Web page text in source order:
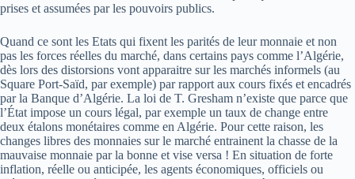
prises et assumées par les pouvoirs publics.
Quand ce sont les Etats qui fixent les parités de leur monnaie et non
pas les forces réelles du marché, dans certains pays comme l’Algérie,
dès lors des distorsions vont apparaitre sur les marchés informels (au
Square Port-Saïd, par exemple) par rapport aux cours fixés et encadrés
par la Banque d’Algérie. La loi de T. Gresham n’existe que parce que
l’État impose un cours légal, par exemple un taux de change entre
deux étalons monétaires comme en Algérie. Pour cette raison, les
changes libres des monnaies sur le marché entrainent la chasse de la
mauvaise monnaie par la bonne et vise versa ! En situation de forte
inflation, réelle ou anticipée, les agents économiques, officiels ou